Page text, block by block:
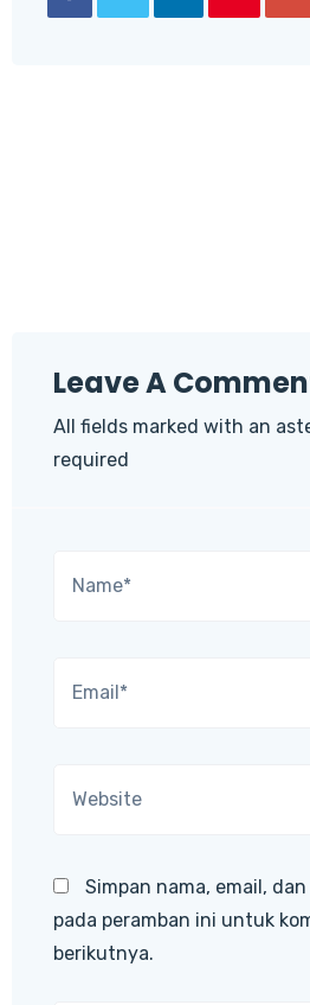
Leave A
All fields marked with an
required
Simpan nama, email,
pada peramban ini untuk
berikutnya.